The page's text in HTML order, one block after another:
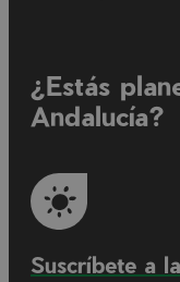
¿Estás
Andalucía?
Suscríbete a